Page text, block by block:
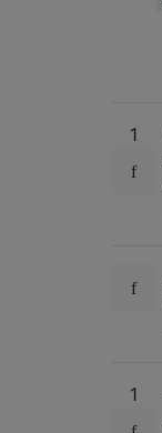
1
1